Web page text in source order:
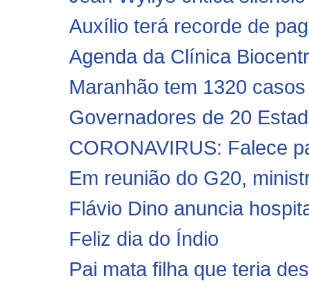
Auxílio terá recorde de
Agenda da Clínica
Maranhão tem 1320
Governadores de 20
CORONAVIRUS: Falece
Em reunião do G20,
Flávio Dino anuncia
Feliz dia do Índio
Pai mata filha que teria